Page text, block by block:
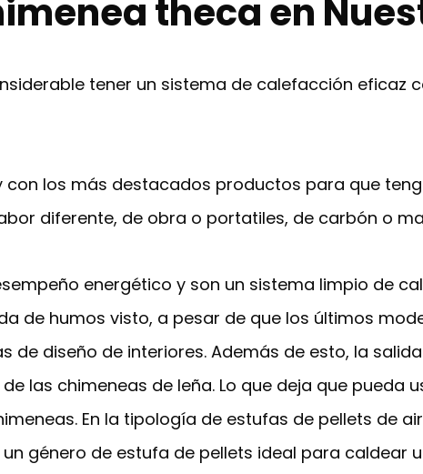
theca en
tener un sistema de calefacción eficaz
los más destacados productos para que
diferente, de obra o portatiles, de carbón o
energético y son un sistema limpio de
de humos visto, a pesar de que los últimos
de diseño de interiores. Además de esto, la
las chimeneas de leña. Lo que deja que pueda
En la tipología de estufas de pellets de
género de estufa de pellets ideal para caldear